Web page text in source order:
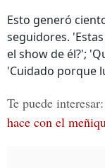
Esto generó
seguidores.
el show de él?';
'Cuidado porque
Te puede interesar:
hace con el